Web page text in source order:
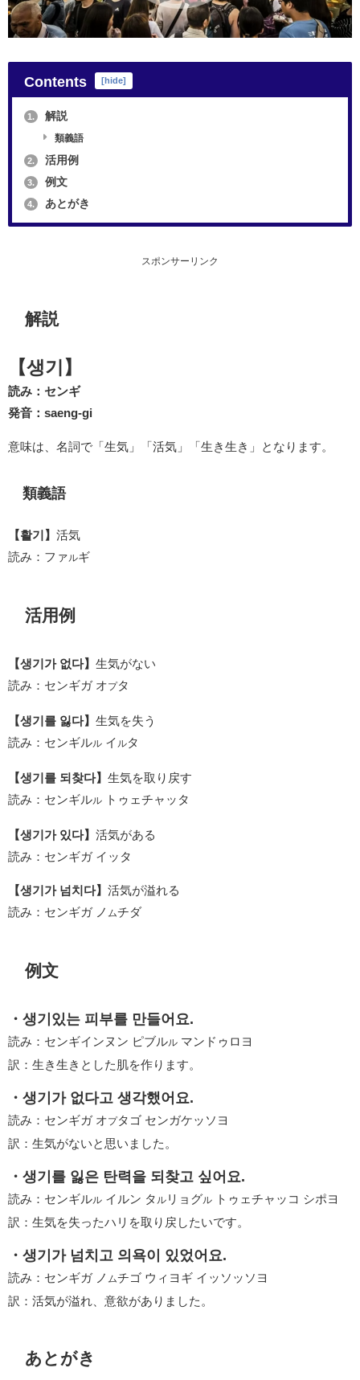
Contents [hide]
1. 解説
類義語
2. 活用例
3. 例文
4. あとがき
スポンサーリンク
解説
【생기】
読み：センギ
発音：saeng-gi
意味は、名詞で「生気」「活気」「生き生き」となります。
類義語
【활기】 活気
読み：ファ ルギ
活用例
【생기가 없다】 生気がない
読み：センギガ オプタ
【생기를 잃다】 生気を失う
読み：センギルル イ ルタ
【생기를 되찾다】 生気を取り戻す
読み：センギルル トゥェチャッタ
【생기가 있다】 活気がある
読み：センギガ イッタ
【생기가 넘치다】 活気が溢れる
読み：センギガ ノ ムチダ
例文
・생기있는 피부를 만들어요.
読み：センギインヌン ピブルル マンドゥロヨ
訳：生き生きとした肌を作ります。
・생기가 없다고 생각했어요.
読み：センギガ オプタゴ センガケッソヨ
訳：生気がないと思いました。
・생기를 잃은 탄력을 되찾고 싶어요.
読み：センギルル イルン タ ル リョグル
トゥェチャッコ シポヨ
訳：生気を失ったハリを取り戻したいです。
・생기가 넘치고 의욕이 있었어요.
読み：センギガ ノ ムチゴ ウィヨギ イッソッソヨ
訳：活気が溢れ、意欲がありました。
あとがき